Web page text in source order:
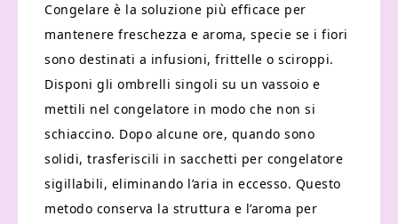
Congelare è la soluzione più efficace per
mantenere freschezza e aroma, specie se i fiori
sono destinati a infusioni, frittelle o sciroppi.
Disponi gli ombrelli singoli su un vassoio e
mettili nel congelatore in modo che non si
schiaccino. Dopo alcune ore, quando sono
solidi, trasferiscili in sacchetti per congelatore
sigillabili, eliminando l’aria in eccesso. Questo
metodo conserva la struttura e l’aroma per